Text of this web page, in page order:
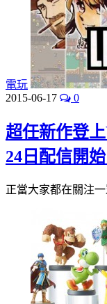
電玩
2015-06-17
0
超任新作登
24日配信開始
正當大家都在關注